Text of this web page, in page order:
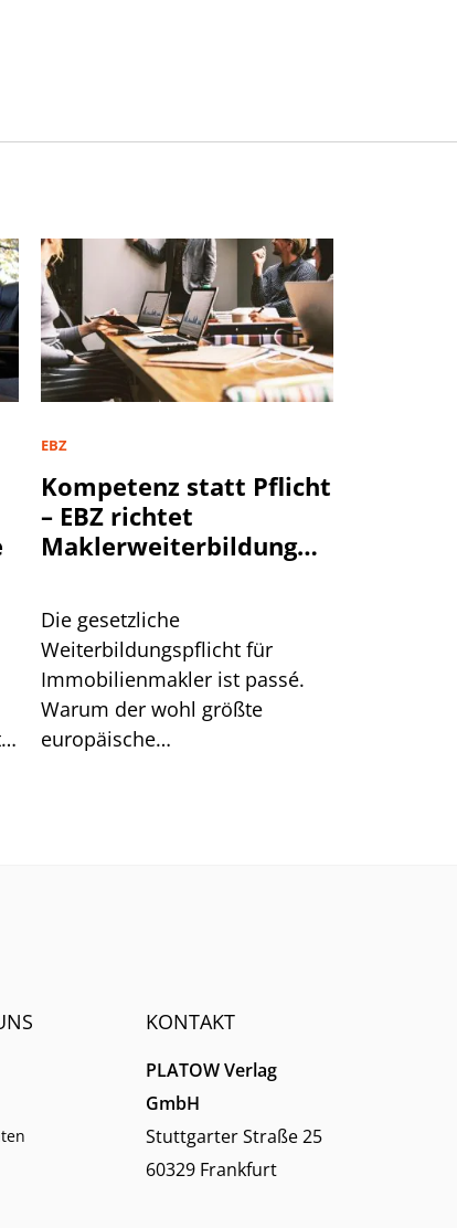
EBZ
Kompetenz statt Pflicht
– EBZ richtet
Maklerweiterbildung
Die gesetzliche
Weiterbildungspflicht für
Immobilienmakler ist passé.
Warum der wohl größte
europäische
KONTAKT
PLATOW Verlag
GmbH
Stuttgarter Straße 25
60329 Frankfurt